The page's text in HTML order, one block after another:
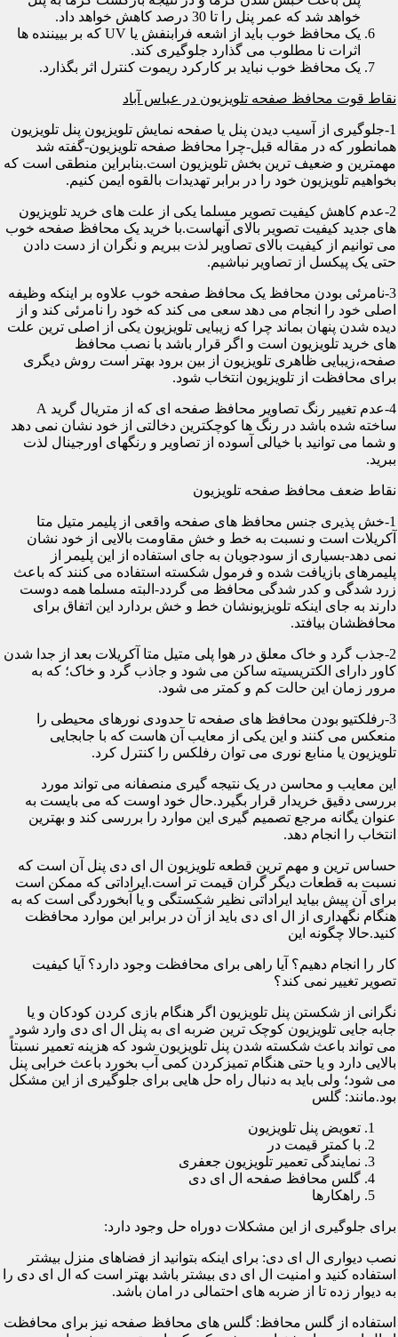
خواهد شد که عمر پنل را تا 30 درصد کاهش خواهد داد.
یک محافظ خوب باید از اشعه فرابنفش یا UV که بر بییننده ها
اثرات نا مطلوب می گذارد جلوگیری کند.
یک محافظ خوب نباید بر کارکرد ریموت کنترل اثر بگذارد.
نقاط قوت محافظ صفحه تلویزیون در عباس آباد
1-جلوگیری از آسیب دیدن پنل یا صفحه نمایش تلویزیون پنل تلویزیون
همانطور که در مقاله قبل-چرا محافظ صفحه تلویزیون-گفته شد
مهمترین و ضعیف ترین بخش تلویزیون است.بنابراین منطقی است که
بخواهیم تلویزیون خود را در برابر تهدیدات بالقوه ایمن کنیم.
2-عدم کاهش کیفیت تصویر مسلما یکی از علت های خرید تلویزیون
های جدید کیفیت تصویر بالای آنهاست.با خرید یک محافظ صفحه خوب
می توانیم از کیفیت بالای تصاویر لذت ببریم و نگران از دست دادن
حتی یک پیکسل از تصاویر نباشیم.
3-نامرئی بودن محافظ یک محافظ صفحه خوب علاوه بر اینکه وظیفه
اصلی خود را انجام می دهد سعی می کند که خود را نامرئی کند و از
دیده شدن پنهان بماند چرا که زیبایی تلویزیون یکی از اصلی ترین علت
های خرید تلویزیون است و اگر قرار باشد با نصب محافظ
صفحه،زیبایی ظاهری تلویزیون از بین برود بهتر است روش دیگری
برای محافظت از تلویزیون انتخاب شود.
4-عدم تغییر رنگ تصاویر محافظ صفحه ای که از متریال گرید A
ساخته شده باشد در رنگ ها کوچکترین دخالتی از خود نشان نمی دهد
و شما می توانید با خیالی آسوده از تصاویر و رنگهای اورجینال لذت
ببرید.
نقاط ضعف محافظ صفحه تلویزیون
1-خش پذیری جنس محافظ های صفحه واقعی از پلیمر متیل متا
آکریلات است و نسبت به خط و خش مقاومت بالایی از خود نشان
نمی دهد-بسیاری از سودجویان به جای استفاده از این پلیمر از
پلیمرهای بازیافت شده و فرمول شکسته استفاده می کنند که باعث
زرد شدگی و کدر شدگی محافظ می گردد-البته مسلما همه دوست
دارند به جای اینکه تلویزیونشان خط و خش بردارد این اتفاق برای
محافظشان بیافتد.
2-جذب گرد و خاک معلق در هوا پلی متیل متا آکریلات بعد از جدا شدن
کاور دارای الکتریسیته ساکن می شود و جاذب گرد و خاک؛ که به
مرور زمان این حالت کم و کمتر می شود.
3-رفلکتیو بودن محافظ های صفحه تا حدودی نورهای محیطی را
منعکس می کنند و این یکی از معایب آن هاست که با جابجایی
تلویزیون یا منابع نوری می توان رفلکس را کنترل کرد.
این معایب و محاسن در یک نتیجه گیری منصفانه می تواند مورد
بررسی دقیق خریدار قرار بگیرد.حال خود اوست که می بایست به
عنوان یگانه مرجع تصمیم گیری این موارد را بررسی کند و بهترین
انتخاب را انجام دهد.
حساس ترین و مهم ترین قطعه تلویزیون ال ای دی پنل آن است که
نسبت به قطعات دیگر گران قیمت تر است.ایراداتی که ممکن است
برای آن پیش بیاید ایراداتی نظیر شکستگی و یا آبخوردگی است که به
هنگام نگهداری از ال ای دی باید از آن در برابر این موارد محافظت
کنید.حالا چگونه این
کار را انجام دهیم؟ آیا راهی برای محافظت وجود دارد؟ آیا کیفیت
تصویر تغییر نمی کند؟
نگرانی از شکستن پنل تلویزیون اگر هنگام بازی کردن کودکان و یا
جابه جایی تلویزیون کوچک ترین ضربه ای به پنل ال ای دی وارد شود
می تواند باعث شکسته شدن پنل تلویزیون شود که هزینه تعمیر نسبتاً
بالایی دارد و یا حتی هنگام تمیزکردن کمی آب بخورد باعث خرابی پنل
می شود؛ ولی باید به دنبال راه حل هایی برای جلوگیری از این مشکل
بود.مانند: گلس
تعویض پنل تلویزیون
با کمتر قیمت در
نمایندگی تعمیر تلویزیون جعفری
گلس محافظ صفحه ال ای دی
راهکارها
برای جلوگیری از این مشکلات دوراه حل وجود دارد:
نصب دیواری ال ای دی: برای اینکه بتوانید از فضاهای منزل بیشتر
استفاده کنید و امنیت ال ای دی بیشتر باشد بهتر است که ال ای دی را
به دیوار زده تا از ضربه های احتمالی در امان باشد.
استفاده از گلس محافظ: گلس های محافظ صفحه نیز برای محافظت